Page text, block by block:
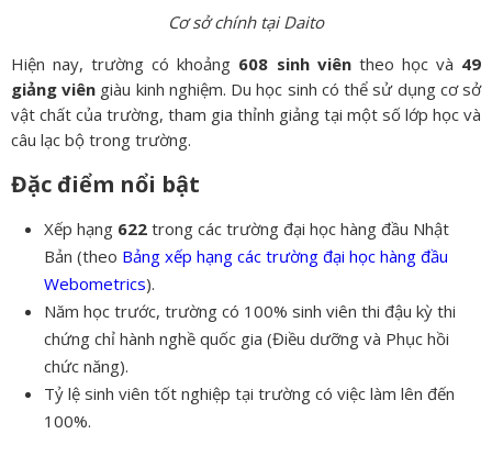
Cơ sở chính tại Daito
Hiện nay, trường có khoảng 608 sinh viêntheo học và 49
giảng viên giàu kinh nghiệm. Du học sinh có thể sử dụng cơ sở
vật chất của trường, tham gia thỉnh giảng tại một số lớp học và
câu lạc bộ trong trường.
Đặc điểm nổi bật
Xếp hạng 622 trong các trường đại học hàng đầu Nhật
Bản (theo Bảng xếp hạng các trường đại học hàng đầu
Webometrics).
Năm học trước, trường có 100% sinh viên thi đậu kỳ thi
chứng chỉ hành nghề quốc gia (Điều dưỡng và Phục hồi
chức năng).
Tỷ lệ sinh viên tốt nghiệp tại trường có việc làm lên đến
100%.